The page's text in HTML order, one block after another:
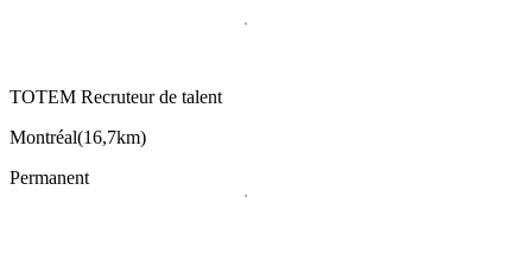
TOTEM Recruteur de talent
Montréal(16,7km)
Permanent